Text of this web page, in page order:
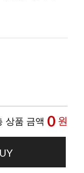
상품 금액 0 원